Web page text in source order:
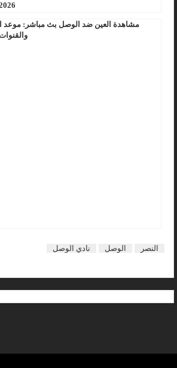
04-19
مشاهدة العين ضد الوصل بث مباشر: موعد
والقنوات
النصر الوصل نادي الوصل